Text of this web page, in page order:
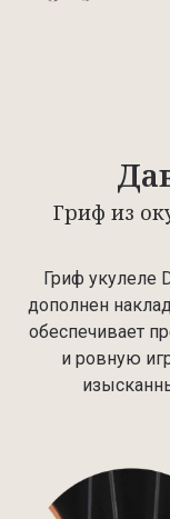
Гриф из
Гриф укулеле
дополнен
обеспечивает
и ровную